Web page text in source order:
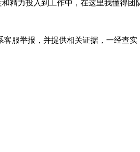
精力投入到工作中，在这里我懂得团
服举报，并提供相关证据，一经查